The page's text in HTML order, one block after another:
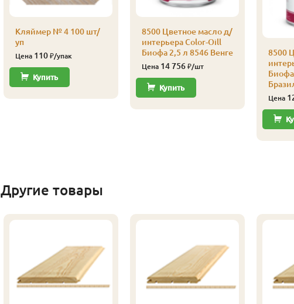
Кляймер № 4 100 шт/
уп
Цена 110₽/упак
Купить
8500 Цветное масло д/
интерьера Color-Oill
Биофа 2,5 л 8546 Венге
Цена 14 756₽/шт
Купить
8500
Цена
Другие товары